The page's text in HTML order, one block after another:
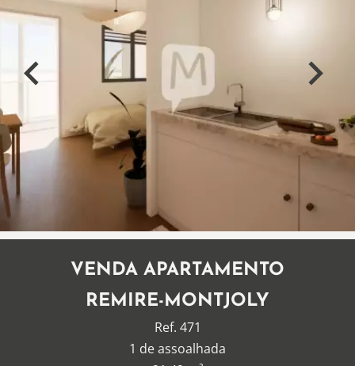
VENDA APARTAMENTO
REMIRE-MONTJOLY
Ref. 471
1 de assoalhada